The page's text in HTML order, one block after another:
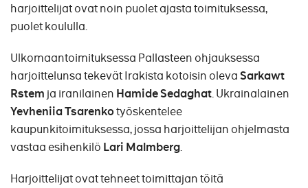
harjoittelijat ovat noin puolet ajasta toimituksessa,
puolet koululla.
Ulkomaantoimituksessa Pallasteen ohjauksessa
harjoittelunsa tekevät Irakista kotoisin olevaSarkawt
Rstem ja iranilainen Hamide Sedaghat. Ukrainalainen
Yevheniia Tsarenkotyöskentelee
kaupunkitoimituksessa, jossa harjoittelijan ohjelmasta
vastaa esihenkilö Lari Malmberg.
Harjoittelijat ovat tehneet toimittajan töitä